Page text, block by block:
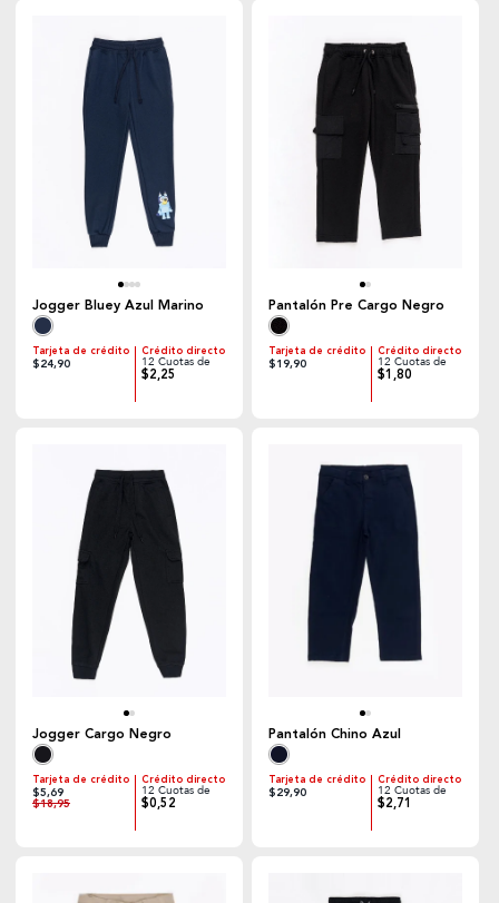
Jogger Bluey Azul Marino
Tarjeta de crédito
$24,90
Crédito directo
12 Cuotas de
$2,25
Pantalón Pre Cargo Negro
Tarjeta de crédito
$19,90
Crédito directo
12 Cuotas de
$1,80
Jogger Cargo Negro
Tarjeta de crédito
$5,69
$18,95
Crédito directo
12 Cuotas de
$0,52
Pantalón Chino Azul
Tarjeta de crédito
$29,90
Crédito directo
12 Cuotas de
$2,71